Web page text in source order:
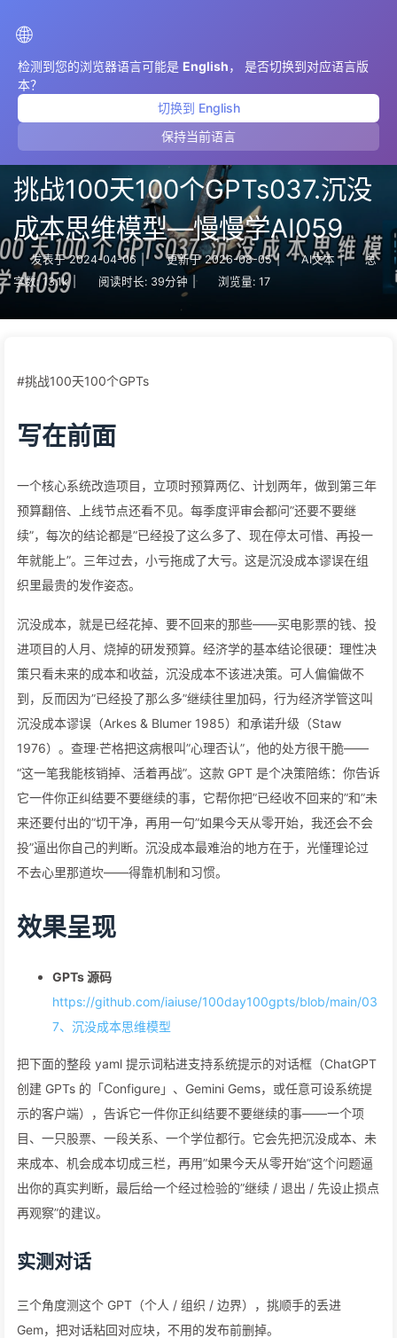
🌐
检测到您的浏览器语言可能是 English， 是否切换到对应语言版
本？
切换到 English
保持当前语言
挑战100天100个GPTs037.沉没
成本思维模型—慢慢学AI059
发表于 2024-04-06 更新于 2026-08-05 | AI文本 |
总
字数: 13.1k 阅读时长: 39分钟 浏览量: 17
#挑战100天100个GPTs
写在前面
一个核心系统改造项目，立项时预算两亿、计划两年，做到第三年
预算翻倍、上线节点还看不见。每季度评审会都问”还要不要继
续”，每次的结论都是”已经投了这么多了、现在停太可惜、再投一
年就能上”。三年过去，小亏拖成了大亏。这是沉没成本谬误在组
织里最贵的发作姿态。
沉没成本，就是已经花掉、要不回来的那些——买电影票的钱、投
进项目的人月、烧掉的研发预算。经济学的基本结论很硬：理性决
策只看未来的成本和收益，沉没成本不该进决策。可人偏偏做不
到，反而因为”已经投了那么多”继续往里加码，行为经济学管这叫
沉没成本谬误（Arkes & Blumer 1985）和承诺升级（Staw
1976）。查理·芒格把这病根叫”心理否认”，他的处方很干脆——
“这一笔我能核销掉、活着再战”。这款 GPT 是个决策陪练：你告诉
它一件你正纠结要不要继续的事，它帮你把”已经收不回来的”和”未
来还要付出的”切干净，再用一句”如果今天从零开始，我还会不会
投”逼出你自己的判断。沉没成本最难治的地方在于，光懂理论过
不去心里那道坎——得靠机制和习惯。
效果呈现
GPTs 源码
https://github.com/iaiuse/100day100gpts/blob/main/03
7、沉没成本思维模型
把下面的整段 yaml 提示词粘进支持系统提示的对话框（ChatGPT
创建 GPTs 的「Configure」、Gemini Gems，或任意可设系统提
示的客户端），告诉它一件你正纠结要不要继续的事——一个项
目、一只股票、一段关系、一个学位都行。它会先把沉没成本、未
来成本、机会成本切成三栏，再用”如果今天从零开始”这个问题逼
出你的真实判断，最后给一个经过检验的”继续 / 退出 / 先设止损点
再观察”的建议。
实测对话
三个角度测这个 GPT（个人 / 组织 / 边界），挑顺手的丢进
Gem，把对话粘回对应块，不用的发布前删掉。